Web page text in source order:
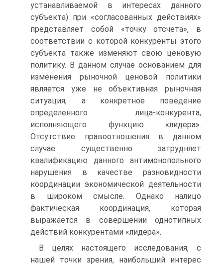
устанавливаемой в интересах данного
субъекта) при «согласованных действиях»
представляет собой «точку отсчета», в
соответствии с которой конкуренты этого
субъекта также изменяют свою ценовую
политику. В дан­ном случае основанием для
изменения рыночной ценовой политики
является уже не объективная рыночная
ситуация, а конкретное поведение
определен­ного лица-конкурента,
исполняющего функцию «лидера».
Отсутствие пра­воотношения в данном
случае существенно затрудняет
квалификацию данно­го антимонопольного
нарушения в качестве разновидности
координации экономической деятельности
в широком смысле. Однако налицо
фактическая координация, которая
выражается в совершении однотипных
действий кон­курентами «лидера».
В целях настоящего исследования, с
нашей точки зрения, наибольший интерес